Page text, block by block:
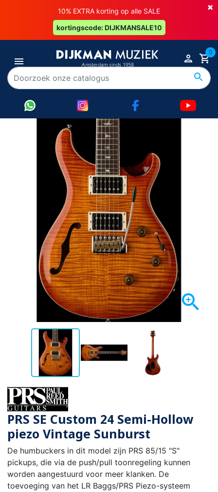
×
10% EXTRA korting op alle SALE
kortingscode: DIJKMANSALE10
0

PRS SE Custom 24 Semi-Hollow
piezo Vintage Sunburst
De humbuckers in dit model zijn PRS 85/15 "S"
pickups, die via de push/pull toonregeling kunnen
worden aangestuurd voor meer klanken. De
toevoeging van het LR Baggs/PRS Piezo-systeem